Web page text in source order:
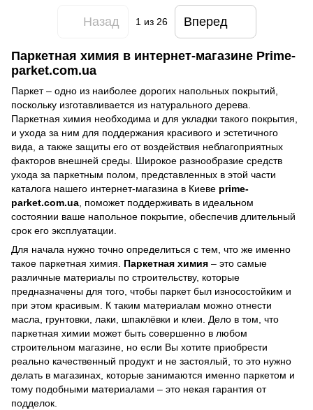
Назад 1 из 26 Вперед
Паркетная химия в интернет-магазине Prime-
parket.com.ua
Паркет – одно из наиболее дорогих напольных покрытий,
поскольку изготавливается из натурального дерева.
Паркетная химия необходима и для укладки такого покрытия,
и ухода за ним для поддержания красивого и эстетичного
вида, а также защиты его от воздействия неблагоприятных
факторов внешней среды. Широкое разнообразие средств
ухода за паркетным полом, представленных в этой части
каталога нашего интернет-магазина в Киеве prime-
parket.com.ua, поможет поддерживать в идеальном
состоянии ваше напольное покрытие, обеспечив длительный
срок его эксплуатации.
Для начала нужно точно определиться с тем, что же именно
такое паркетная химия. Паркетная химия – это самые
различные материалы по строительству, которые
предназначены для того, чтобы паркет был износостойким и
при этом красивым. К таким материалам можно отнести
масла, грунтовки, лаки, шпаклёвки и клеи. Дело в том, что
паркетная химии может быть совершенно в любом
строительном магазине, но если Вы хотите приобрести
реально качественный продукт и не застоялый, то это нужно
делать в магазинах, которые занимаются именно паркетом и
тому подобными материалами – это некая гарантия от
подделок.